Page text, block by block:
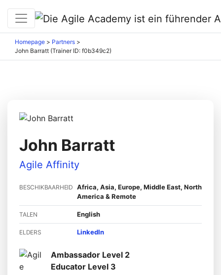
Homepage > Partners >
John Barratt (Trainer ID: f0b349c2)
John Barratt
Agile Affinity
BESCHIKBAARHEID Africa, Asia, Europe, Middle East, North
America & Remote
TALEN English
ELDERS LinkedIn
Ambassador Level 2
Educator Level 3